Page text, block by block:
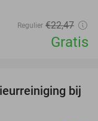
Regulier €22,47
Gratis
40%
bij